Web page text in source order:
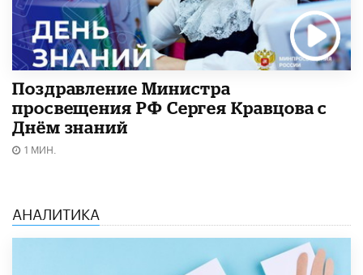
Поздравление Министра
просвещения РФ Сергея Кравцова с
Днём знаний
1 МИН.
АНАЛИТИКА